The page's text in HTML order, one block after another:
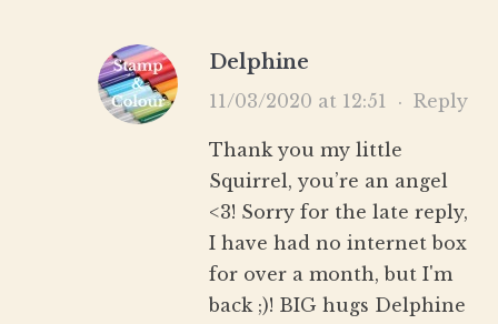
Delphine
11/03/2020 at 12:51 · Reply
Thank you my little
Squirrel, you’re an angel
<3! Sorry for the late reply,
I have had no internet box
for over a month, but I'm
back ;)! BIG hugs Delphine